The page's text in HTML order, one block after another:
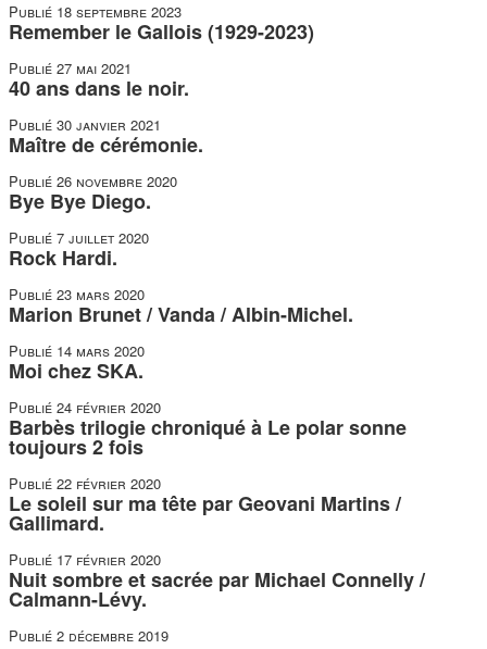
Publié 18 septembre 2023
Remember le Gallois (1929-2023)
Publié 27 mai 2021
40 ans dans le noir.
Publié 30 janvier 2021
Maître de cérémonie.
Publié 26 novembre 2020
Bye Bye Diego.
Publié 7 juillet 2020
Rock Hardi.
Publié 23 mars 2020
Marion Brunet / Vanda / Albin-Michel.
Publié 14 mars 2020
Moi chez SKA.
Publié 24 février 2020
Barbès trilogie chroniqué à Le polar sonne
toujours 2 fois
Publié 22 février 2020
Le soleil sur ma tête par Geovani Martins /
Gallimard.
Publié 17 février 2020
Nuit sombre et sacrée par Michael Connelly /
Calmann-Lévy.
Publié 2 décembre 2019